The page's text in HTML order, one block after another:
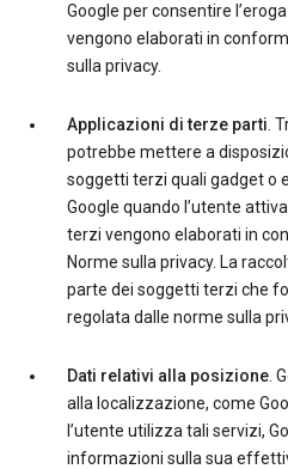
Google per consentire
vengono elaborati in
sulla privacy.
Applicazioni di terze parti .
potrebbe mettere a
soggetti terzi quali gadget o
Google quando l’utente
terzi vengono elaborati in
Norme sulla privacy. La
parte dei soggetti terzi che
regolata dalle norme sulla
Dati relativi alla posizione .
alla localizzazione, come
l’utente utilizza tali servizi,
informazioni sulla sua